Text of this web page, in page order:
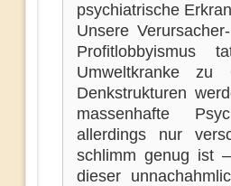
psychiatrische
Unsere
Profitlobbyismus
Umweltkranke zu
Denkstrukturen
massenhafte
allerdings nur
schlimm genug ist
dieser